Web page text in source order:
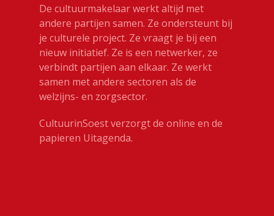
De cultuurmakelaar werkt altijd met
andere partijen samen. Ze ondersteunt bij
je culturele project. Ze vraagt je bij een
nieuw initiatief. Ze is een netwerker, ze
verbindt partijen aan elkaar. Ze werkt
samen met andere sectoren als de
welzijns- en zorgsector.
CultuurinSoest verzorgt de online en de
papieren Uitagenda.